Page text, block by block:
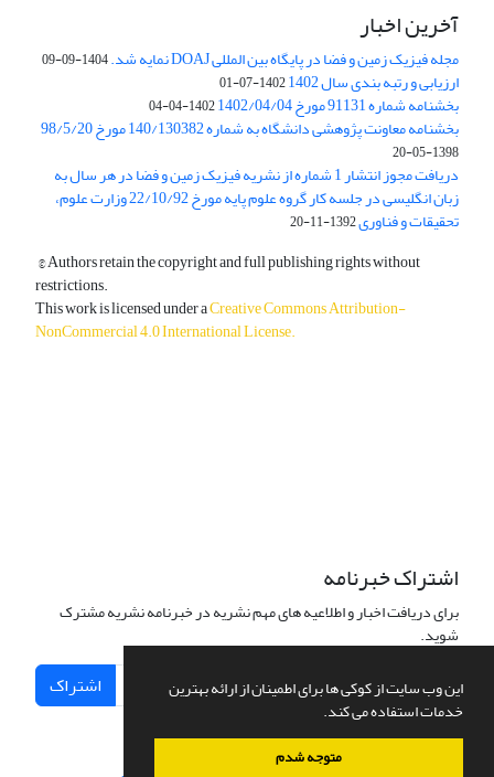
این وب سایت از کوکی ها برای اطمینان از ارائه بهترین
خدمات استفاده می کند.
متوجه شدم
آخرین اخبار
مجله فیزیک زمین و فضا در پایگاه بین المللی DOAJ نمایه شد. 1404-09-09
ارزیابی و رتبه بندی سال 1402 1402-07-01
بخشنامه شماره 91131 مورخ 1402/04/04 1402-04-04
بخشنامه معاونت پژوهشی دانشگاه به شماره 140/130382 مورخ 98/5/20
1398-05-20
دریافت مجوز انتشار 1 شماره از نشریه فیزیک زمین و فضا در هر سال به
زبان انگلیسی در جلسه کار گروه علوم پایه مورخ 22/10/92 وزارت علوم،
تحقیقات و فناوری1392-11-20
© Authors retain the copyright and full publishing rights without
restrictions.
This work is licensed under aCreative Commons Attribution-
NonCommercial 4.0 International License.
اشتراک خبرنامه
برای دریافت اخبار و اطلاعیه های مهم نشریه در خبرنامه نشریه مشترک
شوید.
اشتراک